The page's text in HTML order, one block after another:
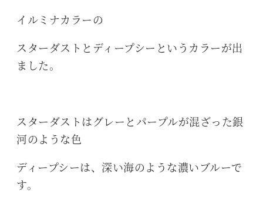
イルミナカラーの
スターダストとディープシーというカラーが出
ました。
スターダストはグレーとパープルが混ざった銀
河のような色
ディープシーは、深い海のような濃いブルーで
す。